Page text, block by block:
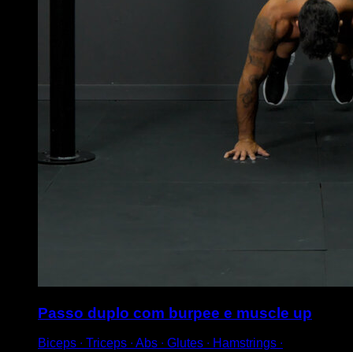
Passo duplo com burpee e muscle up
Biceps ∙ Triceps ∙ Abs ∙ Glutes ∙ Hamstrings ∙